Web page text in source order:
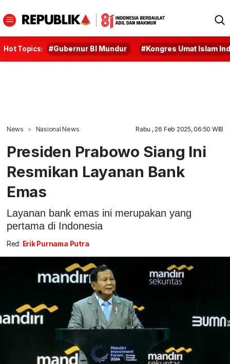
Hot Topics: #Gubernur BI Mundur #Kongres Umat Islam
News Nasional News Rabu , 26 Feb 2025, 06:50 WIB
Presiden Prabowo Siang Ini
Resmikan Layanan Bank
Emas
Layanan bank emas ini merupakan yang
pertama di Indonesia
Red: Erik Purnama Putra